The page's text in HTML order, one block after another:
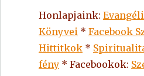
Honlapjaink:
Könyvei * Facebook
Hittitkok *
fény * Facebookok: